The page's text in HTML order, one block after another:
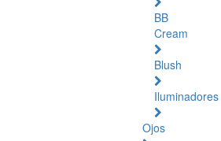
BB
Cream
Blush
Iluminadores
Ojos